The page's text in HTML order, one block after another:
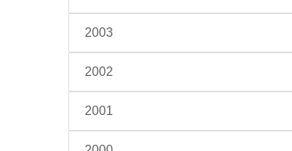
2003
2002
2001